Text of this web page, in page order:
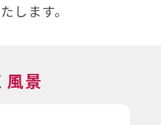
します。
風景